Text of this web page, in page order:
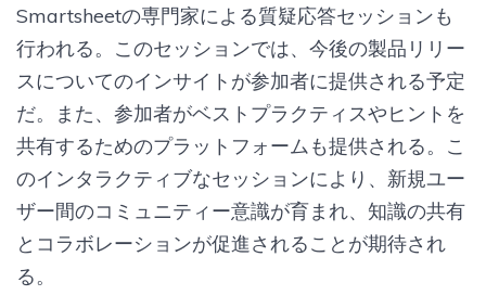
Smartsheetの専門家による質疑応答セッションも
行われる。このセッションでは、今後の製品リリー
スについてのインサイトが参加者に提供される予定
だ。また、参加者がベストプラクティスやヒントを
共有するためのプラットフォームも提供される。こ
のインタラクティブなセッションにより、新規ユー
ザー間のコミュニティー意識が育まれ、知識の共有
とコラボレーションが促進されることが期待され
る。